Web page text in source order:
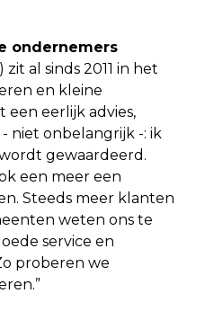
ondernemers
zit al sinds 2011 in het
en kleine
een eerlijk advies,
niet onbelangrijk -: ik
gewaardeerd.
een meer een
Steeds meer klanten
weten ons te
service en
proberen we